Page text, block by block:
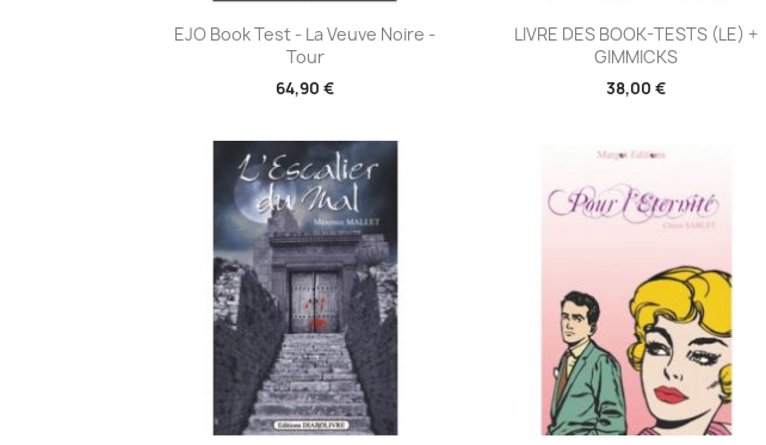
Aperçu rapide
EJO Book Test - La Veuve Noire -
Tour
64,90 €
Aperçu rapide
LIVRE DES BOOK-TESTS (LE) +
GIMMICKS
38,00 €